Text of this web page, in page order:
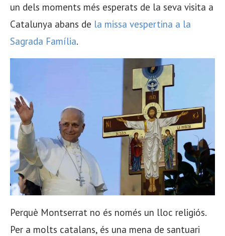
un dels moments més esperats de la seva visita a
Catalunya abans de la missa vespertina a la
Sagrada Família.
Perquè Montserrat no és només un lloc religiós.
Per a molts catalans, és una mena de santuari